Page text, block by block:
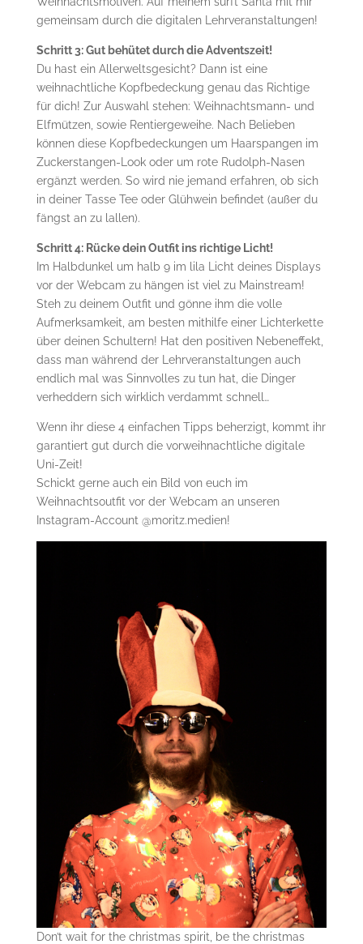
gemeinsam durch die digitalen Lehrveranstaltungen!
Schritt 3: Gut behütet durch die Adventszeit!
Du hast ein Allerweltsgesicht? Dann ist eine
weihnachtliche Kopfbedeckung genau das Richtige
für dich! Zur Auswahl stehen: Weihnachtsmann- und
Elfmützen, sowie Rentiergeweihe. Nach Belieben
können diese Kopfbedeckungen um Haarspangen im
Zuckerstangen-Look oder um rote Rudolph-Nasen
ergänzt werden. So wird nie jemand erfahren, ob sich
in deiner Tasse Tee oder Glühwein befindet (außer du
fängst an zu lallen).
Schritt 4: Rücke dein Outfit ins richtige Licht!
Im Halbdunkel um halb 9 im lila Licht deines Displays
vor der Webcam zu hängen ist viel zu Mainstream!
Steh zu deinem Outfit und gönne ihm die volle
Aufmerksamkeit, am besten mithilfe einer Lichterkette
über deinen Schultern! Hat den positiven Nebeneffekt,
dass man während der Lehrveranstaltungen auch
endlich mal was Sinnvolles zu tun hat, die Dinger
verheddern sich wirklich verdammt schnell…
Wenn ihr diese 4 einfachen Tipps beherzigt, kommt ihr
garantiert gut durch die vorweihnachtliche digitale
Uni-Zeit!
Schickt gerne auch ein Bild von euch im
Weihnachtsoutfit vor der Webcam an unseren
Instagram-Account @moritz.medien!
Don’t wait for the christmas spirit, be the christmas